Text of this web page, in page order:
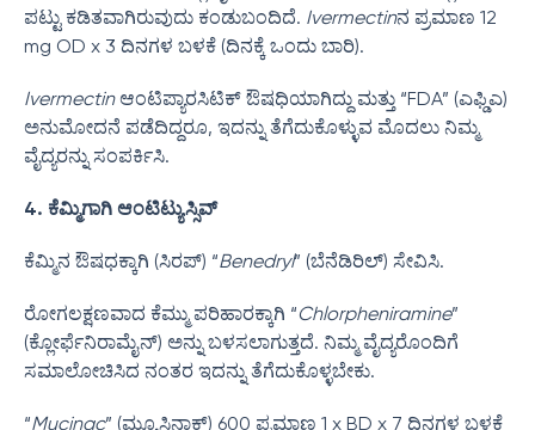
ಪಟ್ಟು ಕಡಿತವಾಗಿರುವುದು ಕಂಡುಬಂದಿದೆ. Ivermectinನ ಪ್ರಮಾಣ 12
mg OD x 3 ದಿನಗಳ ಬಳಕೆ (ದಿನಕ್ಕೆ ಒಂದು ಬಾರಿ).
Ivermectinಆಂಟಿಪ್ಯಾರಸಿಟಿಕ್ ಔಷಧಿಯಾಗಿದ್ದು ಮತ್ತು “FDA” (ಎಫ್ಡಿಎ)
ಅನುಮೋದನೆ ಪಡೆದಿದ್ದರೂ, ಇದನ್ನು ತೆಗೆದುಕೊಳ್ಳುವ ಮೊದಲು ನಿಮ್ಮ
ವೈದ್ಯರನ್ನು ಸಂಪರ್ಕಿಸಿ.
4. ಕೆಮ್ಮಿಗಾಗಿ ಆಂಟಿಟ್ಯುಸ್ಸಿವ್
ಕೆಮ್ಮಿನ ಔಷಧಕ್ಕಾಗಿ (ಸಿರಪ್) “Benedryl” (ಬೆನೆಡಿರಿಲ್) ಸೇವಿಸಿ.
ರೋಗಲಕ್ಷಣವಾದ ಕೆಮ್ಮು ಪರಿಹಾರಕ್ಕಾಗಿ “Chlorpheniramine”
(ಕ್ಲೋರ್ಫೆನಿರಾಮೈನ್) ಅನ್ನು ಬಳಸಲಾಗುತ್ತದೆ. ನಿಮ್ಮ ವೈದ್ಯರೊಂದಿಗೆ
ಸಮಾಲೋಚಿಸಿದ ನಂತರ ಇದನ್ನು ತೆಗೆದುಕೊಳ್ಳಬೇಕು.
“Mucinac” (ಮ್ಯೂಸಿನಾಕ್) 600 ಪ್ರಮಾಣ 1 x BD x 7 ದಿನಗಳ ಬಳಕೆ